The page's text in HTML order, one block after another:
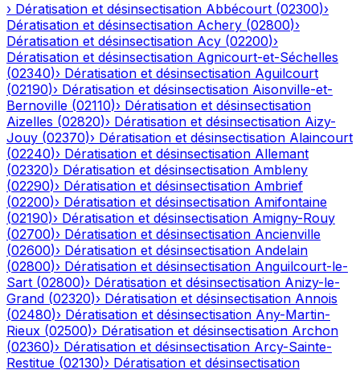
› Dératisation et désinsectisation Abbécourt (02300)›
Dératisation et désinsectisation Achery (02800)›
Dératisation et désinsectisation Acy (02200)›
Dératisation et désinsectisation Agnicourt-et-Séchelles
(02340)› Dératisation et désinsectisation Aguilcourt
(02190)› Dératisation et désinsectisation Aisonville-et-
Bernoville (02110)› Dératisation et désinsectisation
Aizelles (02820)› Dératisation et désinsectisation Aizy-
Jouy (02370)› Dératisation et désinsectisation Alaincourt
(02240)› Dératisation et désinsectisation Allemant
(02320)› Dératisation et désinsectisation Ambleny
(02290)› Dératisation et désinsectisation Ambrief
(02200)› Dératisation et désinsectisation Amifontaine
(02190)› Dératisation et désinsectisation Amigny-Rouy
(02700)› Dératisation et désinsectisation Ancienville
(02600)› Dératisation et désinsectisation Andelain
(02800)› Dératisation et désinsectisation Anguilcourt-le-
Sart (02800)› Dératisation et désinsectisation Anizy-le-
Grand (02320)› Dératisation et désinsectisation Annois
(02480)› Dératisation et désinsectisation Any-Martin-
Rieux (02500)› Dératisation et désinsectisation Archon
(02360)› Dératisation et désinsectisation Arcy-Sainte-
Restitue (02130)› Dératisation et désinsectisation